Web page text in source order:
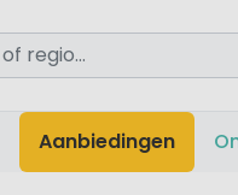
Aanbiedingen